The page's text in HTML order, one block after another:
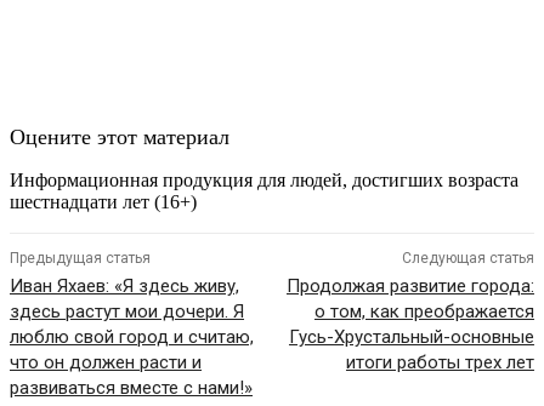
Оцените этот материал
Информационная продукция для людей, достигших возраста
шестнадцати лет (16+)
Предыдущая статья
Иван Яхаев: «Я здесь живу,
здесь растут мои дочери. Я
люблю свой город и считаю,
что он должен расти и
развиваться вместе с нами!»
Следующая статья
Продолжая развитие города:
о том, как преображается
Гусь-Хрустальный-основные
итоги работы трех лет